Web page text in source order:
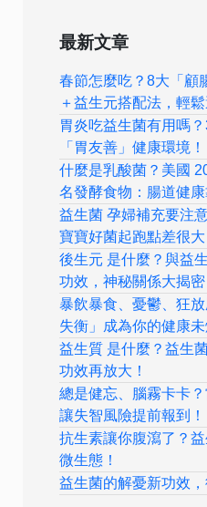
最新文章
春節怎麼吃？8大「顧
＋益生元搭配法，輕
胃炎吃益生菌有用嗎
「胃友善」健康環境！
什麼是乳酸菌？美國
名發酵食物：腸道健
益生菌 孕婦補充要注
寶寶好菌起跑點差很大
後生元 是什麼？與益
功效，神秘關係大揭密
暴飲暴食、憂鬱、狂
失衡」成為你的健康未
益生質 是什麼？益生
功效再放大！
總是健忘、腦霧卡卡
讓失智風險提前報到！
抗生素讓你腹瀉了？
微生態！
益生菌的解憂新功效